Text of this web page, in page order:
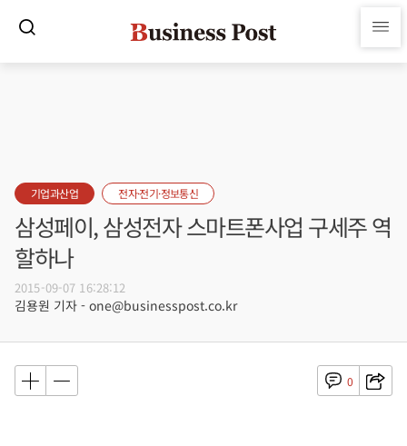
기업과산업 전자·전기·정보통신
삼성페이, 삼성전자 스마트폰사업 구세주 역
할하나
2015-09-07 16:28:12
김용원 기자 - one@businesspost.co.kr
0